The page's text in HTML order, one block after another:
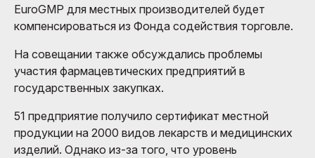
EuroGMP для местных производителей будет
компенсироваться из Фонда содействия торговле.
На совещании также обсуждались проблемы
участия фармацевтических предприятий в
государственных закупках.
51 предприятие получило сертификат местной
продукции на 2000 видов лекарств и медицинских
изделий. Однако из-за того, что уровень